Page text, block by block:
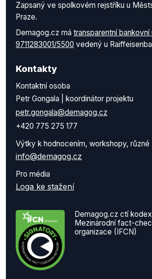
Zapsaný ve spolkovém rejstříku u
Praze.
Demagog.cz má transparentní
9711283001/5500 vedený u
Kontakty
Kontaktní osoba
Petr Gongala | koordinátor projektu
petr.gongala@demagog.cz
+420 775 275 177
Výtky k hodnocením, workshopy, různé
info@demagog.cz
Pro média
Loga ke stažení
Demagog.cz ctí
Mezinárodní fact-
organizace (IFCN)